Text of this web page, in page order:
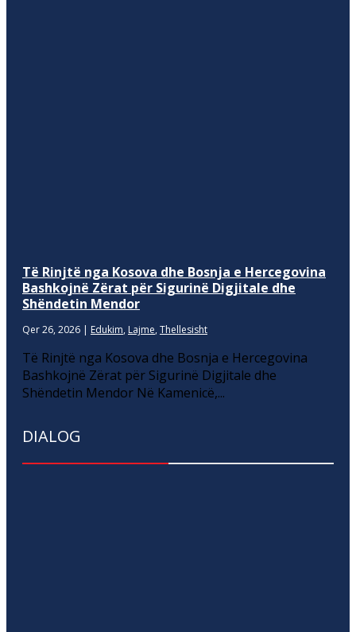
Të Rinjtë nga Kosova dhe Bosnja e Hercegovina
Bashkojnë Zërat për Sigurinë Digjitale dhe
Shëndetin Mendor
Qer 26, 2026 | Edukim, Lajme, Thellesisht
Të Rinjtë nga Kosova dhe Bosnja e Hercegovina
Bashkojnë Zërat për Sigurinë Digjitale dhe
Shëndetin Mendor Në Kamenicë,...
DIALOG